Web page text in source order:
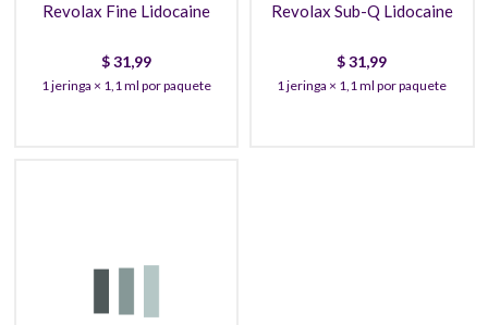
Revolax Fine Lidocaine
$31,99
1 jeringa × 1,1 ml por paquete
Revolax Sub-Q Lidocaine
$31,99
1 jeringa × 1,1 ml por paquete